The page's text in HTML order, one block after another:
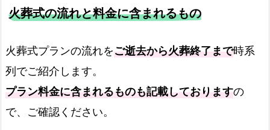
火葬式の流れと料金に含まれるもの
火葬式プランの流れをご逝去から火葬終了まで時系
列でご紹介します。
プラン料金に含まれるものも記載しておりますの
で、ご確認ください。